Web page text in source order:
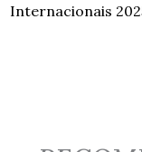
Internacionais